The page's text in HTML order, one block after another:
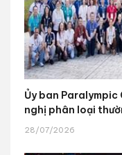
Ủy ban
nghị phân loại
28/07/2026